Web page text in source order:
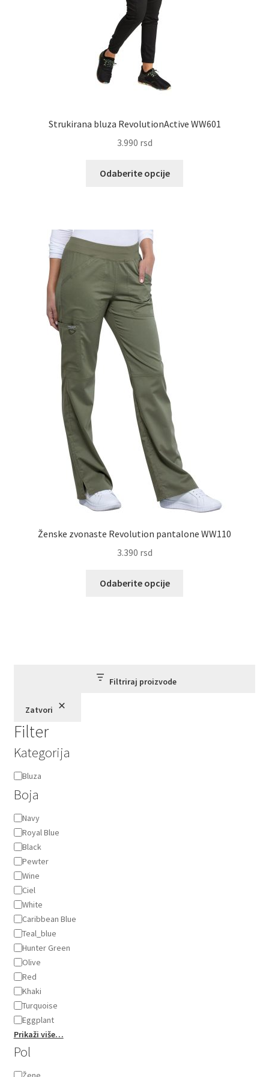
Strukirana bluza RevolutionActive WW601
3.990 rsd
Odaberite opcije
Ženske zvonaste Revolution pantalone WW110
3.390 rsd
Odaberite opcije
Filtriraj proizvode
Zatvori
Filter
Kategorija
Kategorija
Bluza
Boja
BojaNavy
Royal Blue
Black
Pewter
Wine
Ciel
White
Caribbean Blue
Teal_blue
Hunter Green
Olive
Red
Khaki
Turquoise
Eggplant
Prikaži više…
Pol
Pol